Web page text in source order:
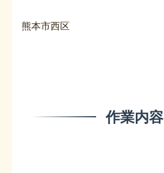
熊本市西区
作業内容